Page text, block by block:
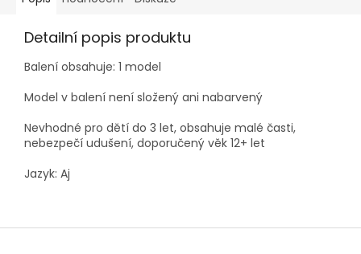
Detailní popis produktu
Balení obsahuje: 1 model
Model v balení není složený ani nabarvený
Nevhodné pro dětí do 3 let, obsahuje malé časti,
nebezpečí udušení, doporučený věk 12+ let
Jazyk: Aj
Z